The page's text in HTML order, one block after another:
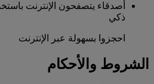
أصدقاء يتصفحون الإنترنت
ذكي
احجزوا بسهولة عبر الإنترنت
الشروط والأحكام